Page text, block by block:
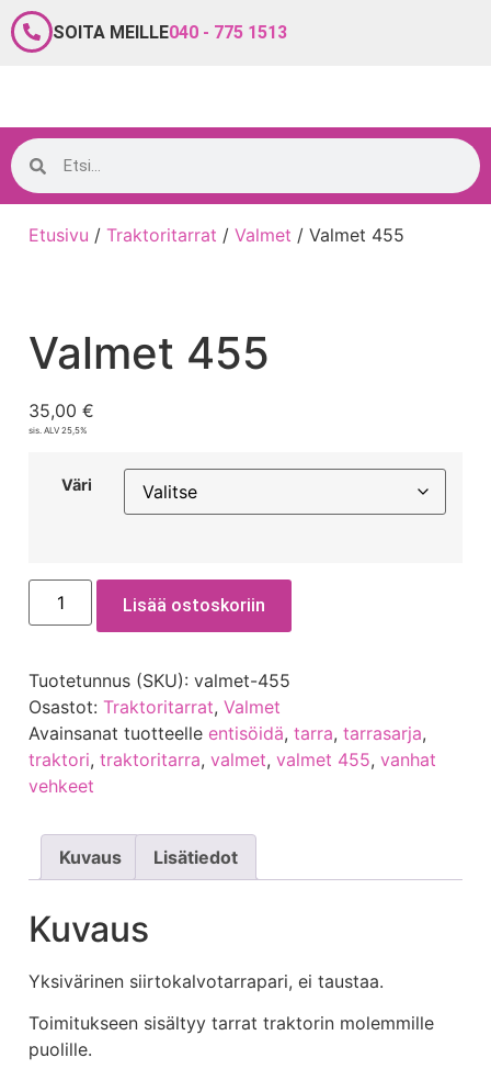
SOITA MEILLE040 - 775 1513
Etusivu / Traktoritarrat / Valmet / Valmet 455
Valmet 455
35,00 €
sis. ALV 25,5%
Väri
Lisää ostoskoriin
Tuotetunnus (SKU): valmet-455
Osastot: Traktoritarrat, Valmet
Avainsanat tuotteelle entisöidä, tarra, tarrasarja,
traktori, traktoritarra, valmet, valmet 455, vanhat
vehkeet
Kuvaus Lisätiedot
Kuvaus
Yksivärinen siirtokalvotarrapari, ei taustaa.
Toimitukseen sisältyy tarrat traktorin molemmille
puolille.